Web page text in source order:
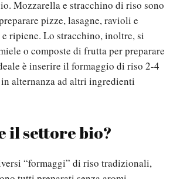
Mozzarella e stracchino di riso sono
pizze, lasagne, ravioli e
ripiene. Lo stracchino, inoltre, si
o composte di frutta per preparare
è inserire il formaggio di riso 2-4
alternanza ad altri ingredienti
il settore bio?
“formaggi” di riso tradizionali,